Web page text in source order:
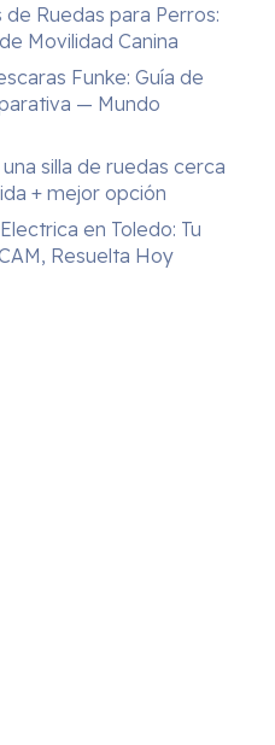
de Ruedas para Perros:
Movilidad Canina
Funke: Guía de
— Mundo
silla de ruedas cerca
+ mejor opción
en Toledo: Tu
Resuelta Hoy